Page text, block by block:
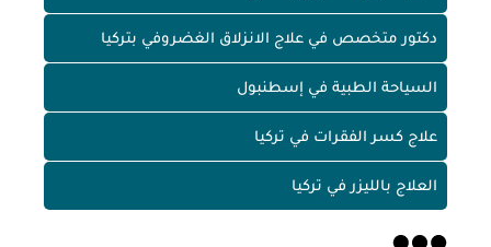
دكتور متخصص في علاج الانزلاق الغضروفي بتركيا
السياحة الطبية في إسطنبول
علاج كسر الفقرات في تركيا
العلاج بالليزر في تركيا